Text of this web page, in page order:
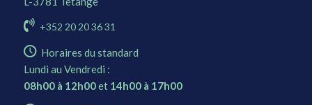
+352 20 20 36 31
Horaires du standard
Lundi au Vendredi :
08h00 à 12h00et 14h00 à 17h00